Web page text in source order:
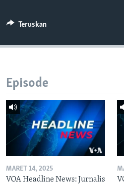
Teruskan
Episode
MARET 14, 2025
VOA Headline News: Jurnalis